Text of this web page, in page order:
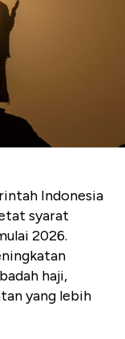
Indonesia
syarat
2026.
haji,
yang lebih